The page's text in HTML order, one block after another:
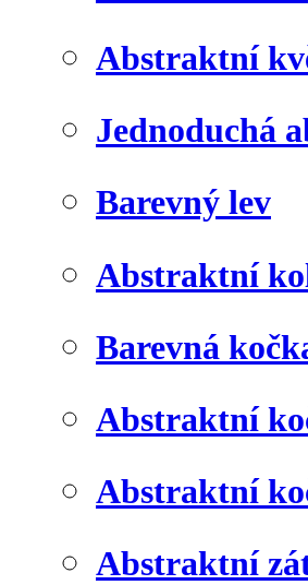
Abstraktní
Jednoduchá
Barevný lev
Abstraktní
Barevná
Abstraktní
Abstraktní
Abstraktní